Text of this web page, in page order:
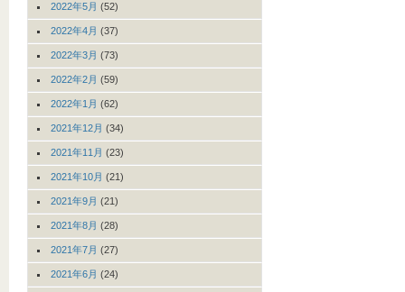
2022年5月 (52)
2022年4月 (37)
2022年3月 (73)
2022年2月 (59)
2022年1月 (62)
2021年12月 (34)
2021年11月 (23)
2021年10月 (21)
2021年9月 (21)
2021年8月 (28)
2021年7月 (27)
2021年6月 (24)